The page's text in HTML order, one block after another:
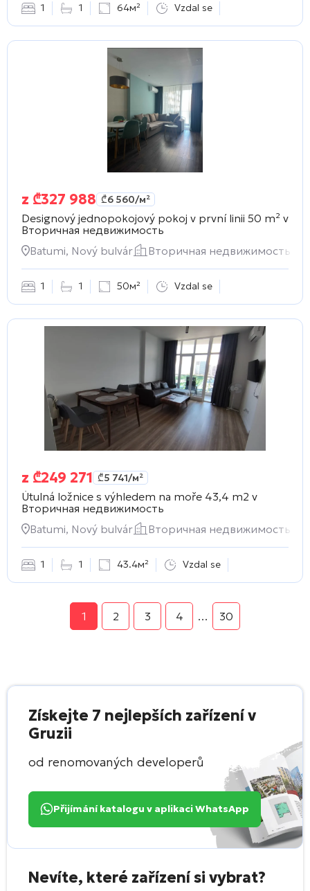
1 1 64м² Vzdal se
z ₾327 988 ₾6 560/м²
Designový jednopokojový pokoj v první linii 50 m² v
Вторичная недвижимость
Batumi, Nový bulvár
Вторичная недвижимость
1 1 50м² Vzdal se
z ₾249 271 ₾5 741/м²
Útulná ložnice s výhledem na moře 43,4 m2 v
Вторичная недвижимость
Batumi, Nový bulvár
Вторичная недвижимость
1 1 43.4м² Vzdal se
1 2 3 4 … 30
Získejte 7 nejlepších zařízení v
Gruzii
od renomovaných developerů
Přijímání katalogu v aplikaci WhatsApp
Nevíte, které zařízení si vybrat?